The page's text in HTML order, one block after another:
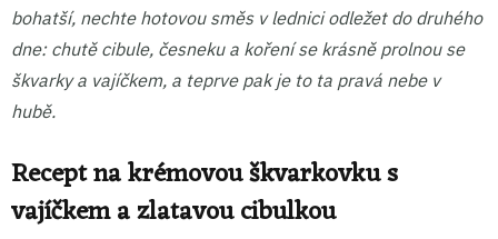
bohatší, nechte hotovou směs v lednici odležet do druhého
dne: chutě cibule, česneku a koření se krásně prolnou se
škvarky a vajíčkem, a teprve pak je to ta pravá nebe v
hubě.
Recept na krémovou škvarkovku s
vajíčkem a zlatavou cibulkou